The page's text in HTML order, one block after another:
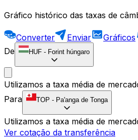
Gráfico histórico das taxas de
Converter Enviar Gráficos
De
HUF - Forint húngaro
Utilizamos a taxa média de
Para
TOP - Pa'anga de Tonga
Utilizamos a taxa média de
Ver cotação da transferência